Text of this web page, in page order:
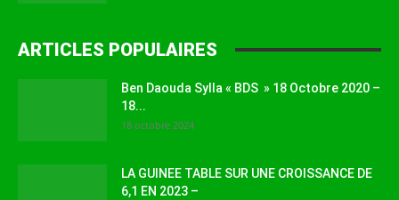
ARTICLES POPULAIRES
Ben Daouda Sylla « BDS » 18 Octobre 2020 –
18...
18 octobre 2024
LA GUINEE TABLE SUR UNE CROISSANCE DE
6,1 EN 2023 –